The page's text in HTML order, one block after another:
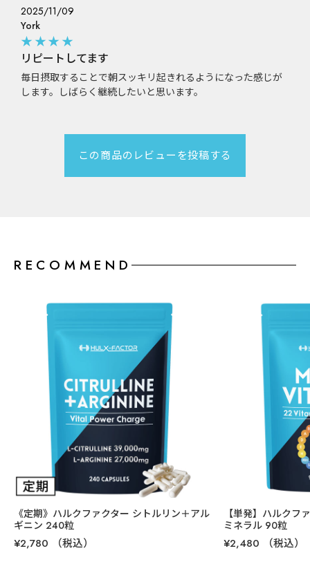
商品名
ハルクファクター シトルリン＋アルギニン
区分
L-シトルリン・L-アルギニン含有加工食品
内容量
89.76g(374mg×240粒）
原材料名
L-シトルリン（国内製造）、スッポン粉末、トンカットア
リ抽出物、マカ抽出物、オタネニンジン抽出物、牡蠣エ
キス末、ガルシニアカンボジア抽出物 、ブラックジンジ
この商品のレビューを投稿する
★★★★
York
2025/11/09
リピートしてます
毎日摂取することで朝スッキリ起きれるようになった感じが
します。しばらく継続したいと思います。
RECOMMEND
《定期》ハルクファクター シトルリン＋アル
ギニン 240粒
¥2,780 （税込）
【単発】ハルクフ
ミネラル 90粒
¥2,480 （税込）